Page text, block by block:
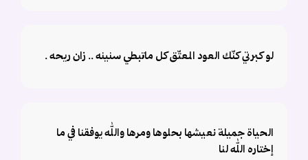
لو كبرتي كنّك العود المعتّق ‏كل ماتبطي سنينه .. زان ريحه .
الحياة جميلة نعيشها بحلوها ومرها والله يوفقنا في ما
إختاره الله لنا